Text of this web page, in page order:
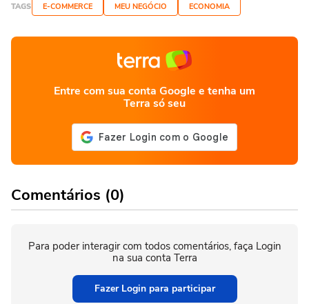
TAGS E-COMMERCE MEU NEGÓCIO ECONOMIA
Entre com sua conta Google e tenha um
Terra só seu
Comentários (0)
Para poder interagir com todos comentários, faça Login
na sua conta Terra
Fazer Login para participar